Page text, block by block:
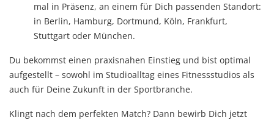
mal in Präsenz, an einem für Dich passenden Standort:
in Berlin, Hamburg, Dortmund, Köln, Frankfurt,
Stuttgart oder München.
Du bekommst einen praxisnahen Einstieg und bist optimal
aufgestellt – sowohl im Studioalltag eines Fitnessstudios als
auch für Deine Zukunft in der Sportbranche.
Klingt nach dem perfekten Match? Dann bewirb Dich jetzt